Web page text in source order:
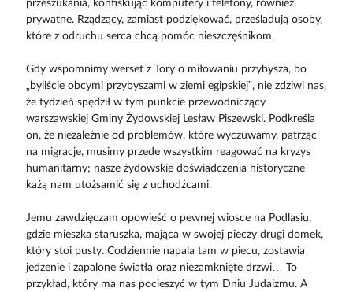
przeszukania, konfiskując komputery i telefony, również
prywatne. Rządzący, zamiast podziękować, prześladują osoby,
które z odruchu serca chcą pomóc nieszczęśnikom.
Gdy wspomnimy werset z Tory o miłowaniu przybysza, bo
„byliście obcymi przybyszami w ziemi egipskiej”, nie zdziwi nas,
że tydzień spędził w tym punkcie przewodniczący
warszawskiej Gminy Żydowskiej Lesław Piszewski. Podkreśla
on, że niezależnie od problemów, które wyczuwamy, patrząc
na migracje, musimy przede wszystkim reagować na kryzys
humanitarny; nasze żydowskie doświadczenia historyczne
każą nam utożsamić się z uchodźcami.
Jemu zawdzięczam opowieść o pewnej wiosce na Podlasiu,
gdzie mieszka staruszka, mająca w swojej pieczy drugi domek,
który stoi pusty. Codziennie napala tam w piecu, zostawia
jedzenie i zapalone światła oraz niezamknięte drzwi… To
przykład, który ma nas pocieszyć w tym Dniu Judaizmu. A